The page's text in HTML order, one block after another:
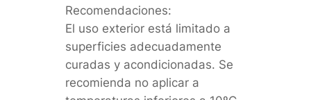
Recomendaciones:
El uso exterior está limitado a
superficies adecuadamente
curadas y acondicionadas. Se
recomienda no aplicar a